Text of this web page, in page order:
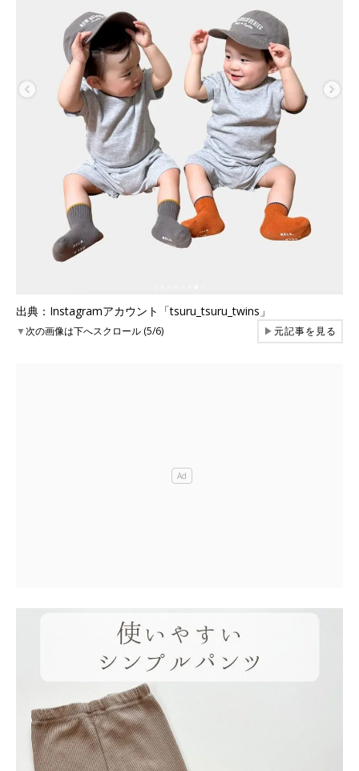
出典：Instagramアカウント「tsuru_tsuru_twins」
▼次の画像は下へスクロール (5/6) ▶元記事を見る